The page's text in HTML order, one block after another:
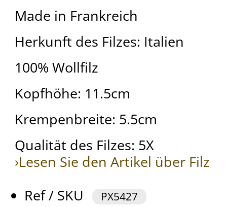
Made in Frankreich
Herkunft des Filzes: Italien
100% Wollfilz
Kopfhöhe: 11.5cm
Krempenbreite: 5.5cm
Qualität des Filzes: 5X
›Lesen Sie den Artikel über Filz
Ref / SKU
PX5427